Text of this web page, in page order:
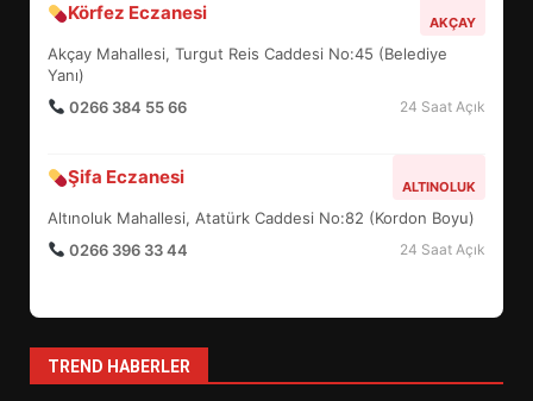
Körfez Eczanesi AKÇAY
Akçay Mahallesi, Turgut Reis Caddesi No:45 (Belediye
Yanı)
0266 384 55 66
24 Saat Açık
Şifa Eczanesi ALTINOLUK
Altınoluk Mahallesi, Atatürk Caddesi No:82 (Kordon Boyu)
0266 396 33 44
24 Saat Açık
TREND HABERLER
7
YENİ YÖNETİM NASIL
ŞEKİLLENDİ?
1
HAREKETE GEÇİYOR: GÖZLER
BULUŞMADA
2